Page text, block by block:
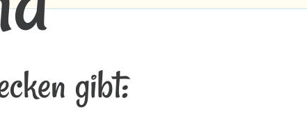
gibt: